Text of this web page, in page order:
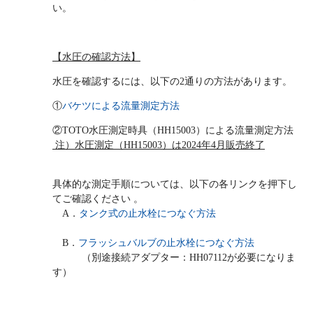
い。
【水圧の確認方法】
水圧を確認するには、以下の2通りの方法があります。
①バケツによる流量測定方法
②TOTO水圧測定時具（HH15003）による流量測定方法
注）水圧測定（HH15003）は2024年4月販売終了
具体的な測定手順については、以下の各リンクを押下し
てご確認ください 。
A． タンク式の止水栓につなぐ方法
B． フラッシュバルブの止水栓につなぐ方法
（別途接続アダプター：HH07112が必要になりま
す）